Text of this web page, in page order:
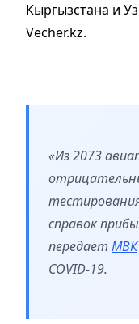
Кыргызстана и
Vecher.kz.
«Из 2073
справок
передает МВК
COVID-19.